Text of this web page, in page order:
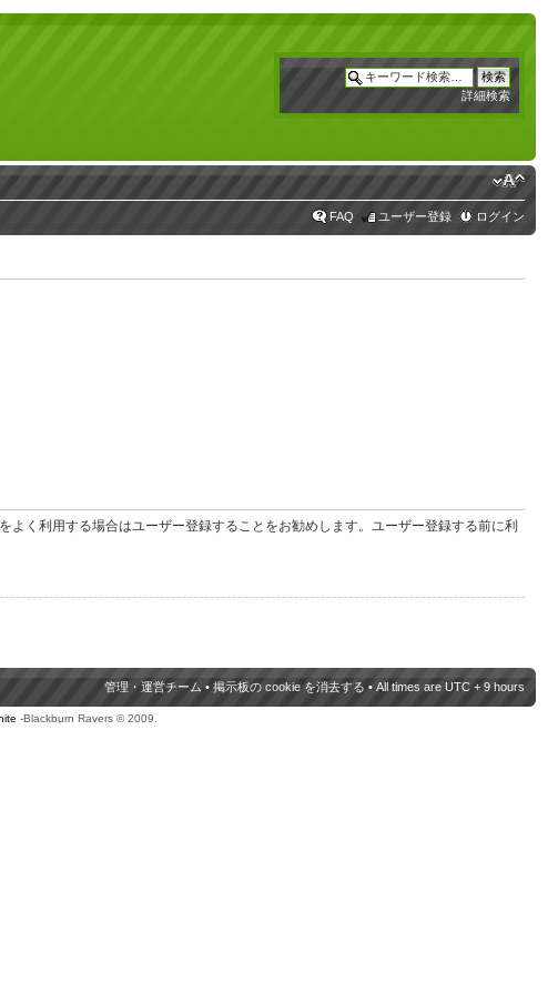
詳細検索
FAQ ユーザー登録 ログイン
く利用する場合はユーザー登録することをお勧めします。ユーザー登録する前に利
管理・運営チーム • 掲示板の cookie を消去する • All times are UTC + 9 hours
-Blackburn Ravers © 2009.